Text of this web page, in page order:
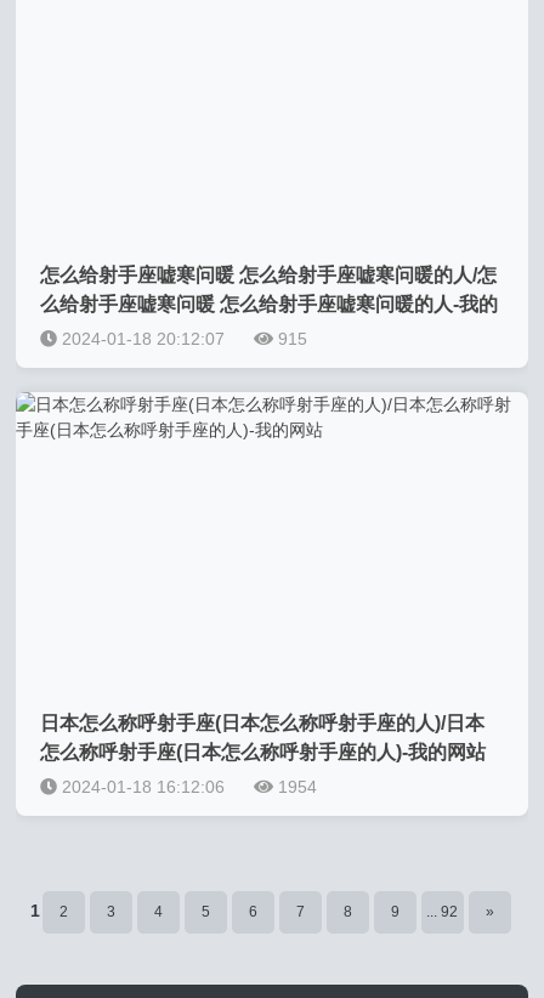
怎么给射手座嘘寒问暖 怎么给射手座嘘寒问暖的人/怎
么给射手座嘘寒问暖 怎么给射手座嘘寒问暖的人-我的
网站2024-01-18 20:12:07 915
日本怎么称呼射手座(日本怎么称呼射手座的人)/日本
怎么称呼射手座(日本怎么称呼射手座的人)-我的网站
2024-01-18 16:12:06 1954
1 2 3 4 5 6 7 8 9 ... 92 »